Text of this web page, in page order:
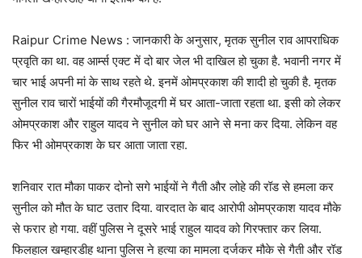
Raipur Crime News : जानकारी के अनुसार, मृतक सुनील राव आपराधिक
प्रवृति का था. वह आर्म्स एक्ट में दो बार जेल भी दाखिल हो चुका है. भवानी नगर में
चार भाई अपनी मां के साथ रहते थे. इनमें ओमप्रकाश की शादी हो चुकी है. मृतक
सुनील राव चारों भाईयों की गैरमौजूदगी में घर आता-जाता रहता था. इसी को लेकर
ओमप्रकाश और राहुल यादव ने सुनील को घर आने से मना कर दिया. लेकिन वह
फिर भी ओमप्रकाश के घर आता जाता रहा.
शनिवार रात मौका पाकर दोनो सगे भाईयों ने गैती और लोहे की रॉड से हमला कर
सुनील को मौत के घाट उतार दिया. वारदात के बाद आरोपी ओमप्रकाश यादव मौके
से फरार हो गया. वहीं पुलिस ने दूसरे भाई राहुल यादव को गिरफ्तार कर लिया.
फिलहाल खम्हारडीह थाना पुलिस ने हत्या का मामला दर्जकर मौके से गैती और रॉड